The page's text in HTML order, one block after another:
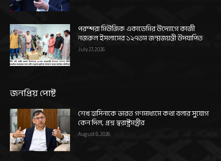
পরম্পরা মিউজিক একাডেমির উদ্যোগে কাজী
নজরুল ইসলামের ১২৭তম জন্মজয়ন্তী উদযাপিত
July 27, 2026
জনপ্রিয় পোষ্ট
শেখ হাসিনাকে ভারত গণমাধ্যমে কথা বলার সুযোগ
কেন দিল, প্রশ্ন স্বরাষ্ট্রমন্ত্রীর
August 6, 2026